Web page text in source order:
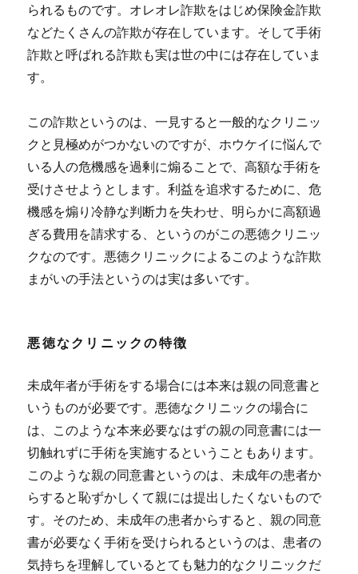
られるものです。オレオレ詐欺をはじめ保険金詐欺
などたくさんの詐欺が存在しています。そして手術
詐欺と呼ばれる詐欺も実は世の中には存在していま
す。
この詐欺というのは、一見すると一般的なクリニッ
クと見極めがつかないのですが、ホウケイに悩んで
いる人の危機感を過剰に煽ることで、高額な手術を
受けさせようとします。利益を追求するために、危
機感を煽り冷静な判断力を失わせ、明らかに高額過
ぎる費用を請求する、というのがこの悪徳クリニッ
クなのです。悪徳クリニックによるこのような詐欺
まがいの手法というのは実は多いです。
悪徳なクリニックの特徴
未成年者が手術をする場合には本来は親の同意書と
いうものが必要です。悪徳なクリニックの場合に
は、このような本来必要なはずの親の同意書には一
切触れずに手術を実施するということもあります。
このような親の同意書というのは、未成年の患者か
らすると恥ずかしくて親には提出したくないもので
す。そのため、未成年の患者からすると、親の同意
書が必要なく手術を受けられるというのは、患者の
気持ちを理解しているとても魅力的なクリニックだ